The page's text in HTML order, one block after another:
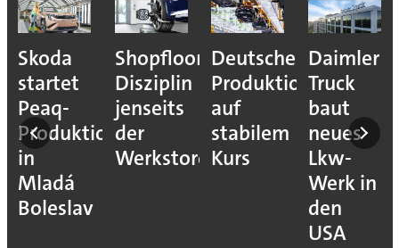
Skoda
startet
Peaq-
Produktion
in
Mladá
Boleslav
Shopfloor-
Disziplin
jenseits
der
Werkstore
Deutsche
Produktion
auf
stabilem
Kurs
Daimler
Truck
baut
neues
Lkw-
Werk in
den
USA